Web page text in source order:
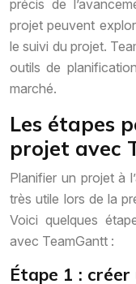
précis de
projet peuvent
le suivi du projet.
outils de
marché.
Les étapes
projet avec
Planifier un projet à
très utile lors de la
Voici quelques
avec TeamGantt :
Étape 1 :